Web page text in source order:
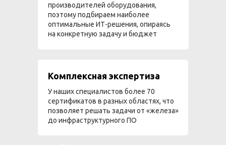
производителей оборудования,
поэтому подбираем наиболее
оптимальные ИТ-решения, опираясь
на конкретную задачу и бюджет
Комплексная экспертиза
У наших специалистов более 70
сертификатов в разных областях, что
позволяет решать задачи от «железа»
до инфраструктурного ПО